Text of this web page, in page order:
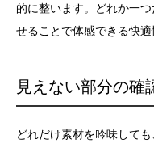
的に整います。どれか一
せることで体感できる快適
見えない部分の確
どれだけ素材を吟味して